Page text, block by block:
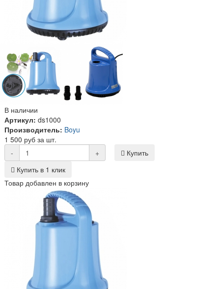
В наличии
Артикул: ds1000
Производитель: Boyu
1 500 руб за шт.
-
+
Купить
Купить в 1 клик
Товар добавлен в корзину